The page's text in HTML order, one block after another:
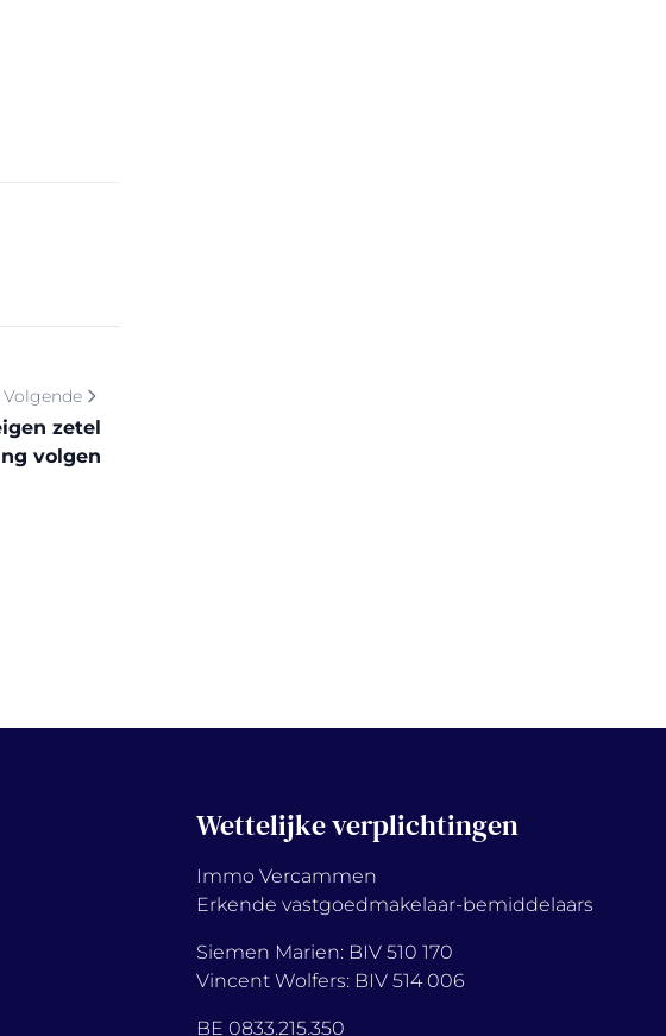
Volgende
zetel
volgen
Wettelijke verplichtingen
Immo Vercammen
Erkende vastgoedmakelaar-bemiddelaars
Siemen Marien: BIV 510 170
Vincent Wolfers: BIV 514 006
BE 0833.215.350